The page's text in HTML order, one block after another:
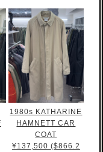
1980s KATHARINE
HAMNETT CAR
COAT
¥137,500 ($866.2